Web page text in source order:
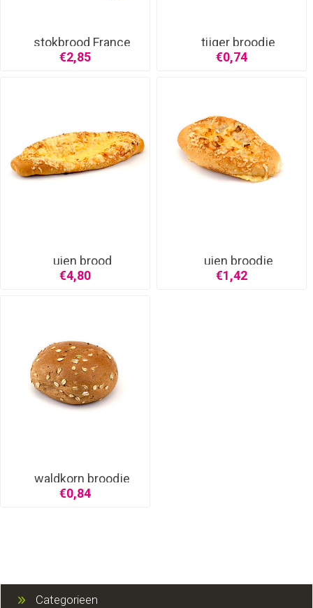
stokbrood France
€2,85
tijger broodje
€0,74
uien brood
€4,80
uien broodje
€1,42
waldkorn broodje
€0,84
Categorieen